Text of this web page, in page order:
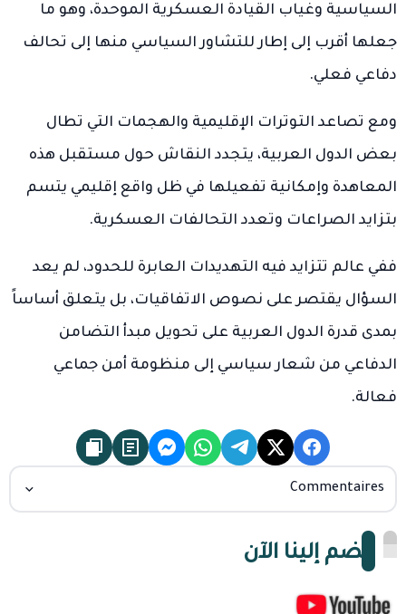
السياسية وغياب القيادة العسكرية الموحدة، وهو ما
جعلها أقرب إلى إطار للتشاور السياسي منها إلى تحالف
دفاعي فعلي.
ومع تصاعد التوترات الإقليمية والهجمات التي تطال
بعض الدول العربية، يتجدد النقاش حول مستقبل هذه
المعاهدة وإمكانية تفعيلها في ظل واقع إقليمي يتسم
بتزايد الصراعات وتعدد التحالفات العسكرية.
ففي عالم تتزايد فيه التهديدات العابرة للحدود، لم يعد
السؤال يقتصر على نصوص الاتفاقيات، بل يتعلق أساساً
بمدى قدرة الدول العربية على تحويل مبدأ التضامن
الدفاعي من شعار سياسي إلى منظومة أمن جماعي
فعالة.
Commentaires
انضم إلينا الآن